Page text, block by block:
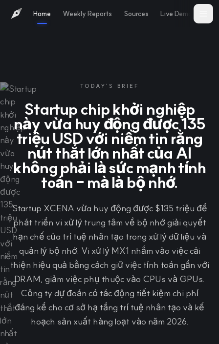
Home Weekly Reports Sources Live Demo
TODAY'S BRIEF
Startup chip khởi nghiệp
này vừa huy động được 135
triệu USD với niềm tin rằng
nút thắt lớn nhất của AI
không phải là sức mạnh tính
toán - mà là bộ nhớ.
Startup XCENA vừa huy động được $135 triệu để
phát triển vi xử lý trung tâm về bộ nhớ giải quyết
hạn chế của trí tuệ nhân tạo trong xử lý dữ liệu và
quản lý bộ nhớ. Vi xử lý MX1 nhắm vào việc cải
thiện hiệu quả bằng cách giữ việc tính toán gần với
DRAM, giảm việc phụ thuộc vào CPUs và GPUs.
Công ty dự đoán có tác động tiết kiệm chi phí
đáng kể cho cơ sở hạ tầng trí tuệ nhân tạo và kế
hoạch sản xuất hàng loạt vào năm 2026.